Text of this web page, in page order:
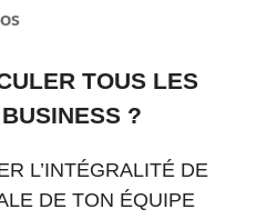
TOUS LES
?
L’INTÉGRALITÉ DE
DE TON ÉQUIPE